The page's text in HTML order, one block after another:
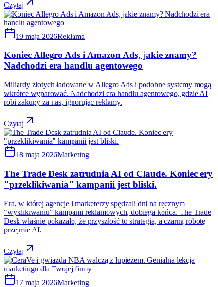
Czytaj
19 maja 2026Reklama
Koniec Allegro Ads i Amazon Ads, jakie znamy?
Nadchodzi era handlu agentowego
Miliardy złotych ładowane w Allegro Ads i podobne systemy mogą
wkrótce wyparować. Nadchodzi era handlu agentowego, gdzie AI
robi zakupy za nas, ignorując reklamy.
Czytaj
18 maja 2026Marketing
The Trade Desk zatrudnia AI od Claude. Koniec ery
"przeklikiwania" kampanii jest bliski.
Era, w której agencje i marketerzy spędzali dni na ręcznym
"wyklikiwaniu" kampanii reklamowych, dobiega końca. The Trade
Desk właśnie pokazało, że przyszłość to strategia, a czarną robotę
przejmie AI.
Czytaj
17 maja 2026Marketing